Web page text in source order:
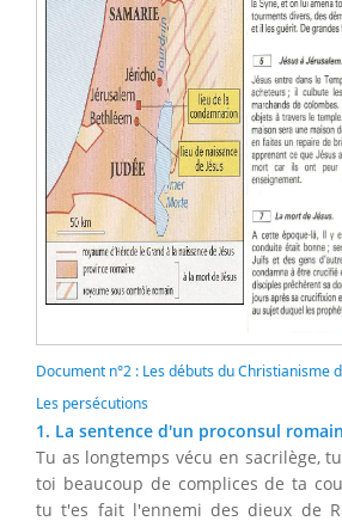
Document n°2 : Les débuts du Christianisme
Les persécutions
1. La sentence d'un proconsul romain
Tu as longtemps vécu en sacrilège,
toi beaucoup de complices de ta
tu t'es fait l'ennemi des dieux de